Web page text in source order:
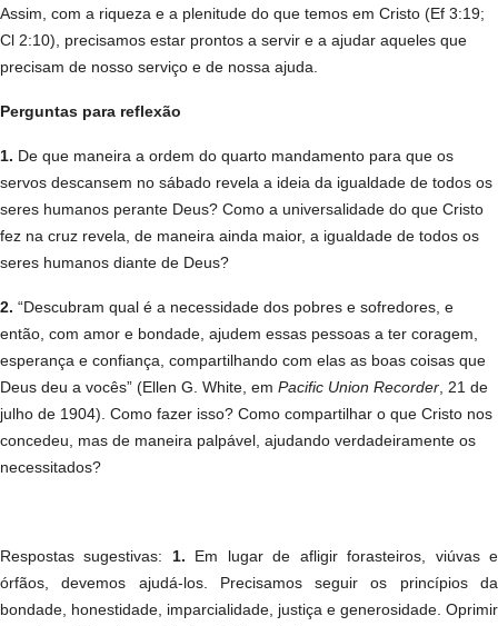
Assim, com a riqueza e a plenitude do que temos em Cristo (Ef 3:19;
Cl 2:10), precisamos estar prontos a servir e a ajudar aqueles que
precisam de nosso serviço e de nossa ajuda.
Perguntas para reflexão
1. De que maneira a ordem do quarto mandamento para que os
servos descansem no sábado revela a ideia da igualdade de todos os
seres humanos perante Deus? Como a universalidade do que Cristo
fez na cruz revela, de maneira ainda maior, a igualdade de todos os
seres humanos diante de Deus?
2. “Descubram qual é a necessidade dos pobres e sofredores, e
então, com amor e bondade, ajudem essas pessoas a ter coragem,
esperança e confiança, compartilhando com elas as boas coisas que
Deus deu a vocês” (Ellen G. White, em Pacific Union Recorder , 21 de
julho de 1904). Como fazer isso? Como compartilhar o que Cristo nos
concedeu, mas de maneira palpável, ajudando verdadeiramente os
necessitados?
Respostas sugestivas: 1. Em lugar de afligir forasteiros, viúvas e
órfãos, devemos ajudá-los. Precisamos seguir os princípios da
bondade, honestidade, imparcialidade, justiça e generosidade. Oprimir